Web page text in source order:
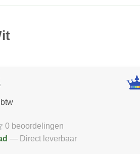
0 beoordelingen
— Direct leverbaar